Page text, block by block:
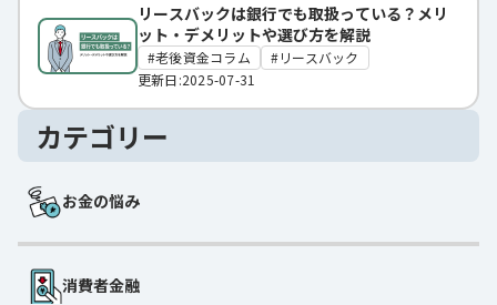
リースバックは銀行でも取扱っている？メリ
ット・デメリットや選び方を解説
老後資金コラム
リースバック
更新日:2025-07-31
カテゴリー
お金の悩み
消費者金融